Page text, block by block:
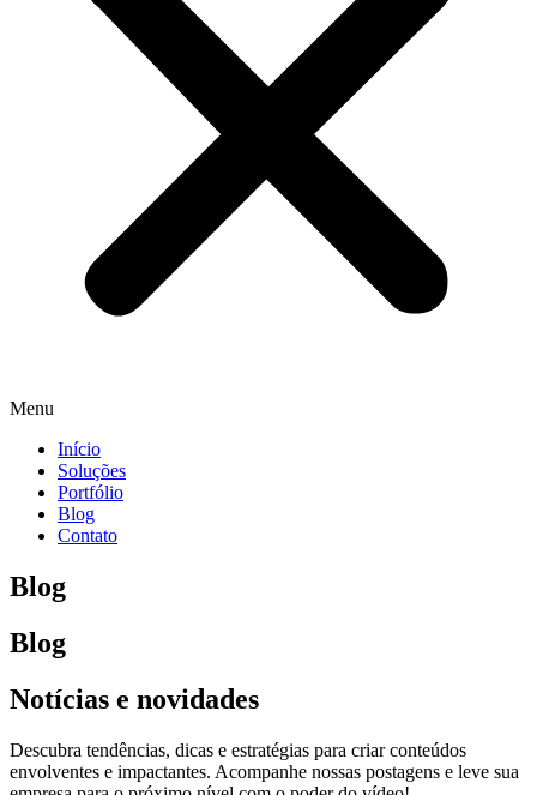
Menu
Início
Soluções
Portfólio
Blog
Contato
Blog
Blog
Notícias e novidades
Descubra tendências, dicas e estratégias para criar conteúdos
envolventes e impactantes. Acompanhe nossas postagens e leve sua